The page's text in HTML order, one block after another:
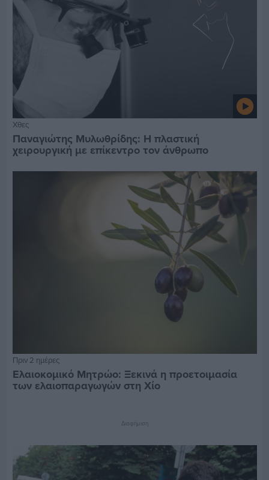
Χθες
Παναγιώτης Μυλωθρίδης: Η πλαστική
χειρουργική με επίκεντρο τον άνθρωπο
Πριν 2 ημέρες
Ελαιοκομικό Μητρώο: Ξεκινά η προετοιμασία
των ελαιοπαραγωγών στη Χίο
Διαφήμιση